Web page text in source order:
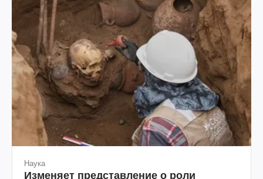
Наука
Изменяет представление о роли